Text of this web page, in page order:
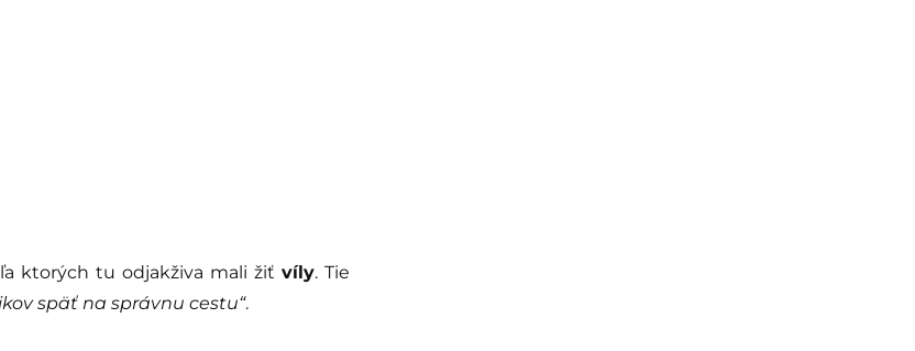
ktorých tu odjakživa mali žiť víly. Tie
späť na správnu cestu“.